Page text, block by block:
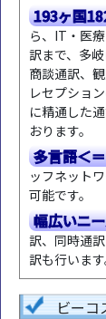
193ヶ国
ら、IT・医
訳まで、多
商談通訳、
レセプショ
に精通した
おります。
多言語＜
ッフネット
可能です。
幅広いニ
訳、同時通
訳も行います
ビーコ